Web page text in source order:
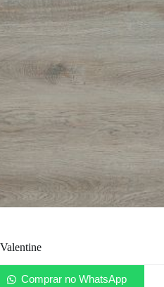
Valentine
Comprar no WhatsApp